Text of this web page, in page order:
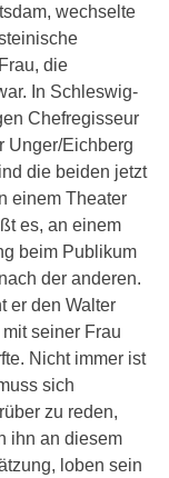
wechselte
die
In Schleswig-
Chefregisseur
Unger/Eichberg
die beiden jetzt
einem Theater
es, an einem
beim Publikum
der anderen.
er den Walter
seiner Frau
Nicht immer ist
sich
zu reden,
ihn an diesem
loben sein